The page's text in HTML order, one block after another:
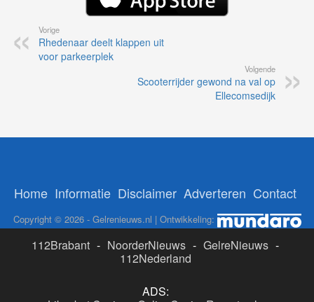
Vorige
Rhedenaar deelt klappen uit
voor parkeerplek
Volgende
Scooterrijder gewond na val op
Ellecomsedijk
Home Informatie Disclaimer Adverteren Contact
Copyright © 2026 - Gelrenieuws.nl | Ontwikkeling:
112Brabant - NoorderNieuws - GelreNieuws -
112Nederland
ADS: